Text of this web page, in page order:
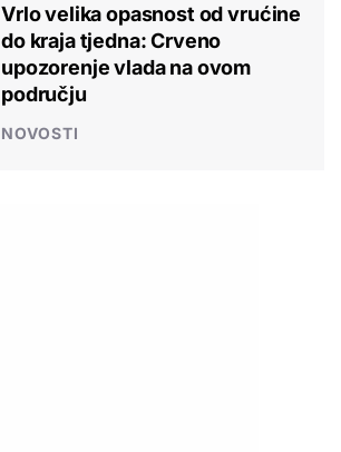
Vrlo velika opasnost od vrućine
do kraja tjedna: Crveno
upozorenje vlada na ovom
području
NOVOSTI